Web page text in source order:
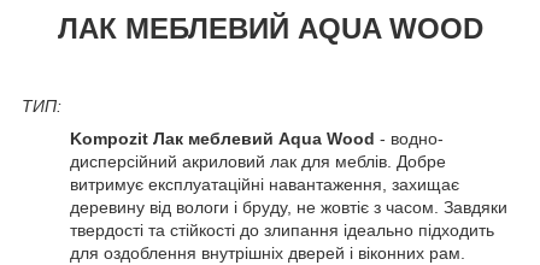
ЛАК МЕБЛЕВИЙ AQUA WOOD
ТИП:
Kompozit Лак меблевий Aqua Wood - водно-
дисперсійний акриловий лак для меблів. Добре
витримує експлуатаційні навантаження, захищає
деревину від вологи і бруду, не жовтіє з часом. Завдяки
твердості та стійкості до злипання ідеально підходить
для оздоблення внутрішніх дверей і віконних рам.